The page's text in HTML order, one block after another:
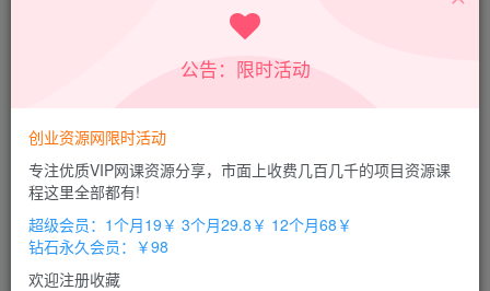
超级会员
立即购买
您当前未登录！建议登陆后购买，办理会员包月更省钱，可保存购
公告：限时活动
创业资源网限时活动
专注优质VIP网课资源分享，市面上收费几百几千的项目资源课
程这里全部都有!
超级会员：1个月19￥ 3个月29.8￥ 12个月68￥
钻石永久会员：￥98
欢迎注册收藏